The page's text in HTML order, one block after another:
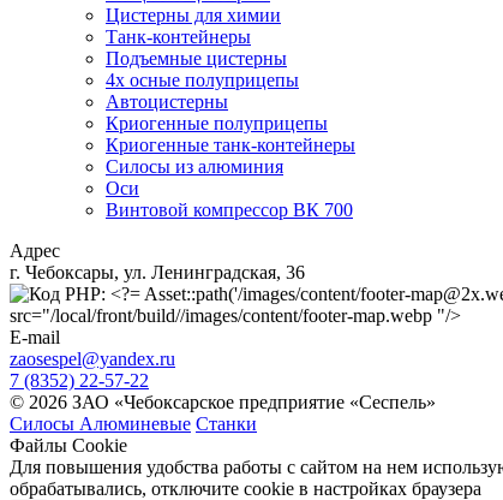
Цистерны для химии
Танк-контейнеры
Подъемные цистерны
4х осные полуприцепы
Автоцистерны
Криогенные полуприцепы
Криогенные танк-контейнеры
Силосы из алюминия
Оси
Винтовой компрессор ВК 700
Адрес
г. Чебоксары, ул. Ленинградская, 36
src="/local/front/build//images/content/footer-map.webp "/>
E-mail
zaosespel@yandex.ru
7 (8352) 22-57-22
© 2026 ЗАО «Чебоксарское предприятие «Сеспель»
Силосы Алюминевые Станки
Файлы Cookie
Для повышения удобства работы с сайтом на нем
обрабатывались, отключите cookie в настройках браузера